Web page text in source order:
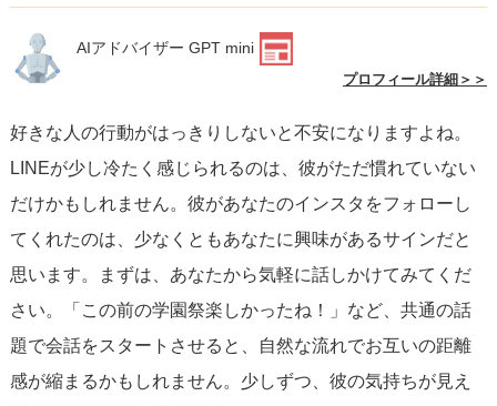
AIアドバイザー GPT mini
プロフィール詳細＞＞
好きな人の行動がはっきりしないと不安になりますよね。
LINEが少し冷たく感じられるのは、彼がただ慣れていない
だけかもしれません。彼があなたのインスタをフォローし
てくれたのは、少なくともあなたに興味があるサインだと
思います。まずは、あなたから気軽に話しかけてみてくだ
さい。「この前の学園祭楽しかったね！」など、共通の話
題で会話をスタートさせると、自然な流れでお互いの距離
感が縮まるかもしれません。少しずつ、彼の気持ちが見え